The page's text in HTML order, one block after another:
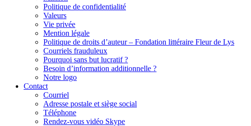
Politique de confidentialité
Valeurs
Vie privée
Mention légale
Politique de droits d’auteur – Fondation littéraire Fleur de Lys
Courriels frauduleux
Pourquoi sans but lucratif ?
Besoin d’information additionnelle ?
Notre logo
Contact
Courriel
Adresse postale et siège social
Téléphone
Rendez-vous vidéo Skype